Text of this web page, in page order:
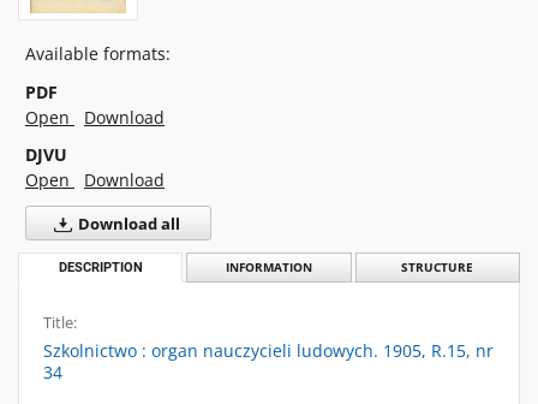
Available formats:
PDF
Open
Download
DJVU
Open
Download
Download all
DESCRIPTION INFORMATION STRUCTURE
Title:
Szkolnictwo : organ nauczycieli ludowych. 1905, R.15, nr
34